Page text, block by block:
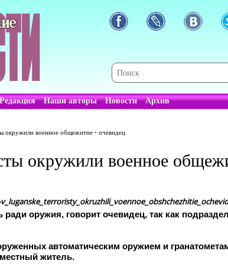
Редакция Наши авторы Новости Архив
окружили военное общежитие - очевидец
окружили военное
оружия, говорит очевидец, так как
автоматическим оружием и
местный житель.